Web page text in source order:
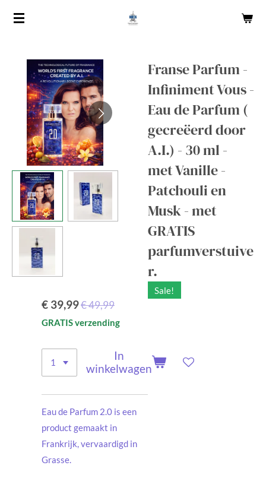
Ga
hoofdinhoud
Franse Parfum -
Infiniment Vous -
Eau de Parfum (
gecreëerd door
A.I.) - 30 ml -
met Vanille -
Patchouli en
Musk - met
GRATIS
parfumverstuive
r.
Sale!
€ 39,99€ 49,99
GRATIS verzending
In
winkelwagen
Eau de Parfum 2.0 is een
product gemaakt in
Frankrijk, vervaardigd in
Grasse.